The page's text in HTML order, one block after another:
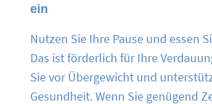
ein
Nutzen Sie Ihre Pause und essen
Das ist förderlich für Ihre
Sie vor Übergewicht und
Gesundheit. Wenn Sie genügend